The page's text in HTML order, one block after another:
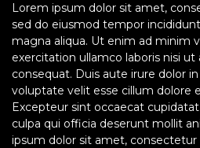
Lorem ipsum dolor sit amet,
sed do eiusmod tempor
magna aliqua. Ut enim ad minim
exercitation ullamco laboris nisi
consequat. Duis aute irure dolor
voluptate velit esse cillum dolore
Excepteur sint occaecat
culpa qui officia deserunt mollit
ipsum dolor sit amet, consectetur